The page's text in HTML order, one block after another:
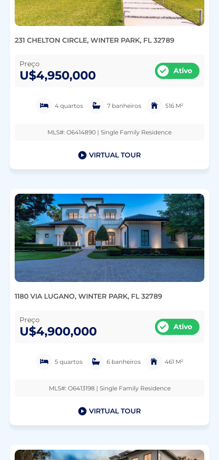
231 CHELTON CIRCLE, WINTER PARK, FL 32789
Preço
U$4,950,000 Ativo
4 quartos 7 banheiros 516 M²
MLS#: O6414890 | Single Family Residence
VIRTUAL TOUR
1180 VIA LUGANO, WINTER PARK, FL 32789
Preço
U$4,900,000 Ativo
5 quartos 6 banheiros 461 M²
MLS#: O6413198 | Single Family Residence
VIRTUAL TOUR